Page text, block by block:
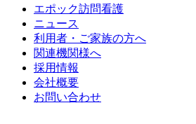
エポック訪問看護
ニュース
利用者・ご家族の方へ
関連機関様へ
採用情報
会社概要
お問い合わせ